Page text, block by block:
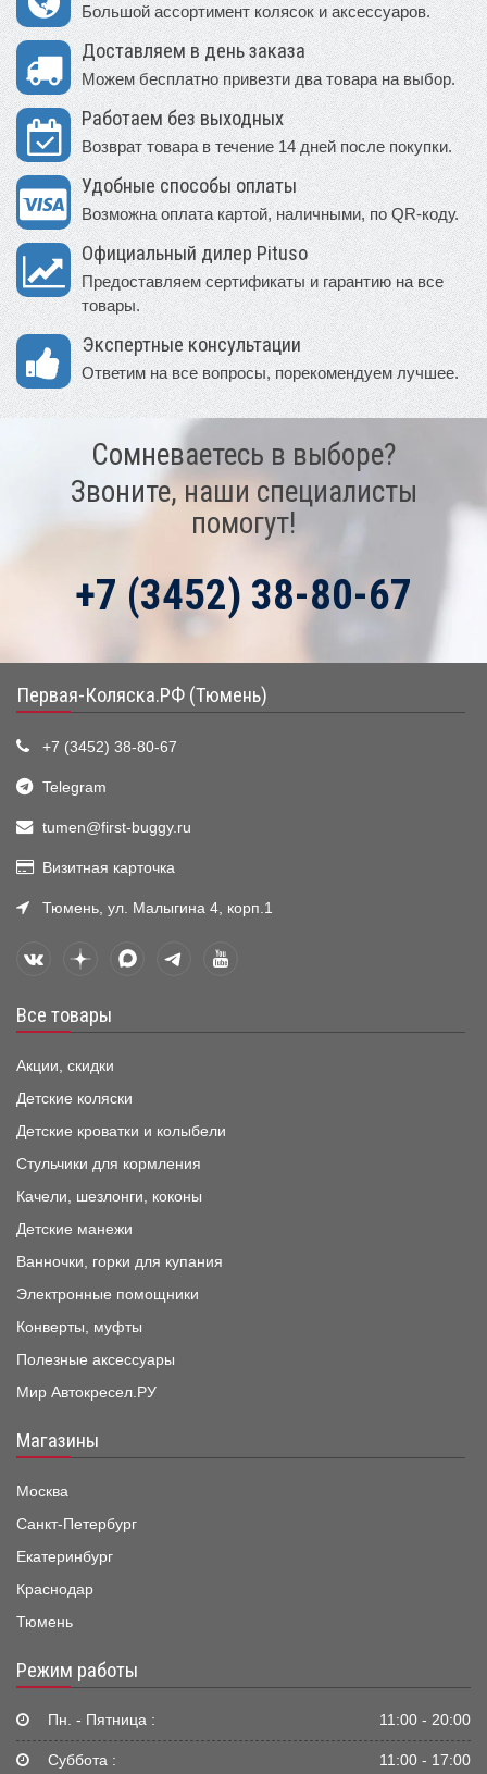
Большой ассортимент колясок и аксессуаров.
Доставляем в день заказа
Можем бесплатно привезти два товара на выбор.
Работаем без выходных
Возврат товара в течение 14 дней после покупки.
Удобные способы оплаты
Возможна оплата картой, наличными, по QR-коду.
Официальный дилер Pituso
Предоставляем сертификаты и гарантию на все
товары.
Экспертные консультации
Ответим на все вопросы, порекомендуем лучшее.
Сомневаетесь в выборе?
Звоните, наши специалисты
помогут!
+7 (3452) 38-80-67
Первая-Коляска.РФ (Тюмень)
+7 (3452) 38-80-67
Telegram
tumen@first-buggy.ru
Визитная карточка
Тюмень, ул. Малыгина 4, корп.1
Все товары
Акции, скидки
Детские коляски
Детские кроватки и колыбели
Стульчики для кормления
Качели, шезлонги, коконы
Детские манежи
Ванночки, горки для купания
Электронные помощники
Конверты, муфты
Полезные аксессуары
Мир Автокресел.РУ
Магазины
Москва
Санкт-Петербург
Екатеринбург
Краснодар
Тюмень
Режим работы
Пн. - Пятница : 11:00 - 20:00
Суббота : 11:00 - 17:00